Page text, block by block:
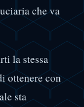
che va
la stessa
ottenere con
sta